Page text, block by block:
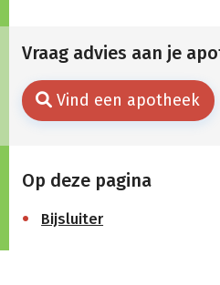
Vraag advies aan je
Vind een apotheek
Op deze pagina
Bijsluiter